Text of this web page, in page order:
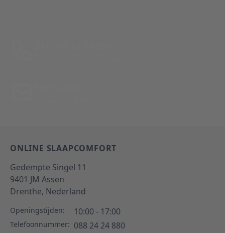
ONLINE SLAAPCOMFORT
Gedempte Singel 11
9401 JM Assen
Drenthe, Nederland
Openingstijden: 10:00 - 17:00
Telefoonnummer: 088 24 24 880